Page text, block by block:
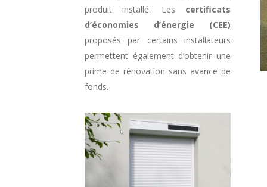
produit installé. Les certificats
d’économies d’énergie (CEE)
proposés par certains installateurs
permettent également d’obtenir une
prime de rénovation sans avance de
fonds.